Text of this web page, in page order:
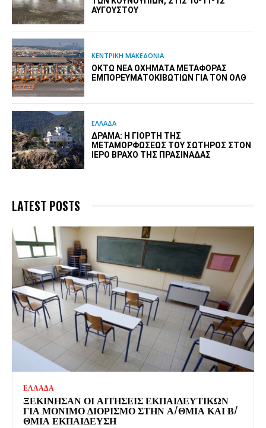
ΑΥΓΟΎΣΤΟΥ
ΚΕΝΤΡΙΚΗ ΜΑΚΕΔΟΝΙΑ
ΟΚΤΏ ΝΈΑ ΟΧΉΜΑΤΑ ΜΕΤΑΦΟΡΆΣ
ΕΜΠΟΡΕΥΜΑΤΟΚΙΒΩΤΊΩΝ ΓΙΑ ΤΟΝ ΟΛΘ
ΕΛΛΑΔΑ
ΔΡΆΜΑ: Η ΓΙΟΡΤΉ ΤΗΣ
ΜΕΤΑΜΟΡΦΏΣΕΩΣ ΤΟΥ ΣΩΤΉΡΟΣ ΣΤΟΝ
ΙΕΡΌ ΒΡΆΧΟ ΤΗΣ ΠΡΑΣΙΝΆΔΑΣ
LATEST POSTS
ΕΛΛΑΔΑ
ΞΕΚΊΝΗΣΑΝ ΟΙ ΑΙΤΉΣΕΙΣ ΕΚΠΑΙΔΕΥΤΙΚΏΝ
ΓΙΑ ΜΌΝΙΜΟ ΔΙΟΡΙΣΜΌ ΣΤΗΝ Α/ΘΜΙΑ ΚΑΙ Β/
ΘΜΙΑ ΕΚΠΑΊΔΕΥΣΗ